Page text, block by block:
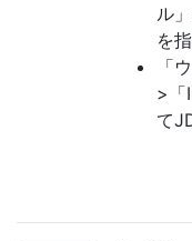
ル
を
「
>「
て